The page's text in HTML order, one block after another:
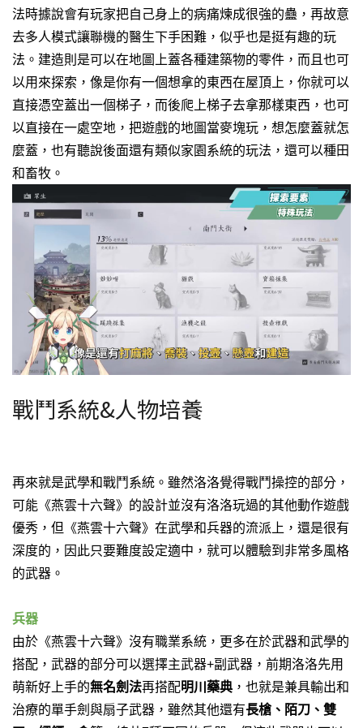
法時據說會有玩家把自己身上的病痛煉成很強的蠱，再故意
去多人模式讓聯機的醫生下手困難，似乎也是挺有趣的玩
法。 建造則是可以在地圖上蓋各種建築物的零件，而且也可
以用來探索，像是你有一個想拿的東西在屋頂上，你就可以
直接憑空蓋出一個梯子，而後爬上梯子去拿那樣東西，也可
以直接在一處空地，把遊戲的地圖當麥塊玩，想怎麼蓋就怎
麼蓋，也有聽說後面還有類似家園系統的玩法，還可以種田
和畜牧。
戰鬥系統&人物培養
再來就是武學和戰鬥系統。雖然洛洛覺得戰鬥操控的部分，
可能《燕雲十六聲》的設計並沒有洛洛玩過的其他動作遊戲
優秀，但《燕雲十六聲》在武學和兵器的流派上，還是很有
深度的，因此只要難度設定適中，就可以體驗到非常多風格
的武器。
兵器
由於《燕雲十六聲》沒有職業系統，更多在於武器和武學的
搭配，武器的部分可以選擇主武器+副武器，前期洛洛先用
萌新好上手的無名劍法再搭配明川藥典 ，也就是兼具輸出和
治療的單手劍與扇子武器，雖然其他還有長槍、陌刀、雙